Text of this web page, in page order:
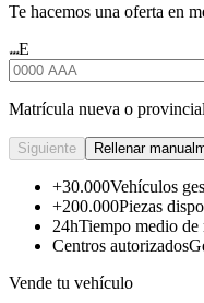
Te hacemos una oferta en
★★★E
Matrícula nueva o
Siguiente Rellenar
+30.000Vehículos
+200.000Piezas
24hTiempo medio de
Centros autorizados
Vende tu vehículo